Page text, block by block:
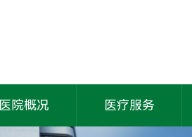
医院概况 医疗服务